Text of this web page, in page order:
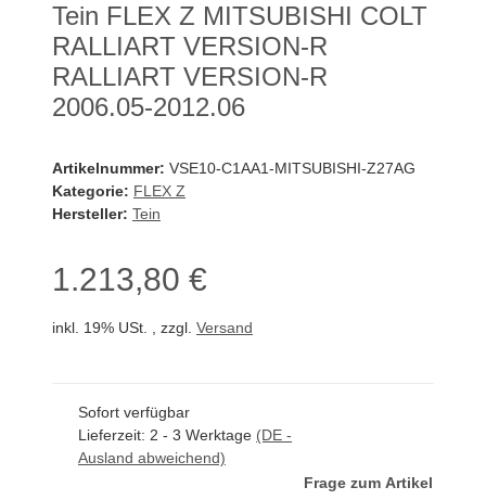
Tein FLEX Z MITSUBISHI COLT
RALLIART VERSION-R
RALLIART VERSION-R
2006.05-2012.06
Artikelnummer: VSE10-C1AA1-MITSUBISHI-Z27AG
Kategorie: FLEX Z
Hersteller: Tein
1.213,80 €
inkl. 19% USt. , zzgl. Versand
Sofort verfügbar
Lieferzeit: 2 - 3 Werktage (DE -
Ausland abweichend)
Frage zum Artikel